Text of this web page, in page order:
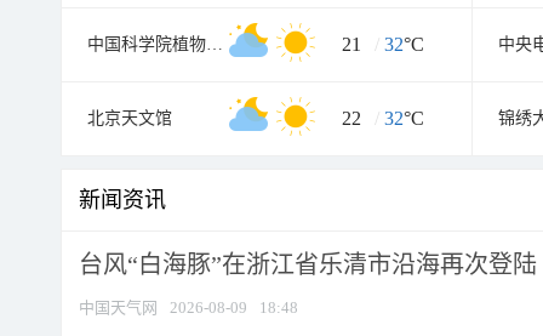
中国科学院植物研究所北京植物园 21 / 32°C 中央
北京天文馆 22 / 32°C
新闻资讯
台风“白海豚”在浙江省乐清市沿海再次登陆
中国天气网 2026-08-09 18:48